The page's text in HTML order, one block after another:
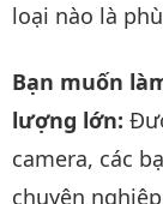
loại nào là
Bạn muốn
lượng lớn:
camera, các
chuyên